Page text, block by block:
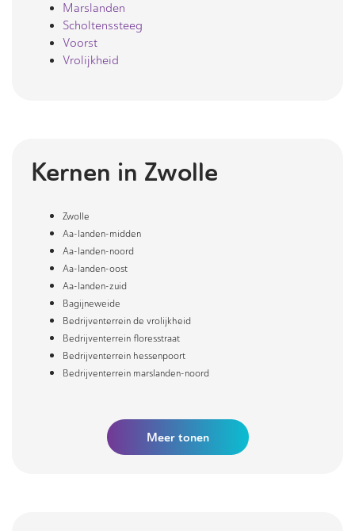
Marslanden
Scholtenssteeg
Voorst
Vrolijkheid
Kernen in Zwolle
Zwolle
Aa-landen-midden
Aa-landen-noord
Aa-landen-oost
Aa-landen-zuid
Bagijneweide
Bedrijventerrein de vrolijkheid
Bedrijventerrein floresstraat
Bedrijventerrein hessenpoort
Bedrijventerrein marslanden-noord
Meertonen